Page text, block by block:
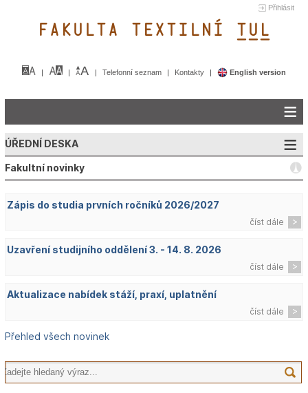
Přihlásit
FAKULTA TEXTILNÍ TUL&
Telefonní seznam Kontakty English version
ÚŘEDNÍ DESKA
Fakultní novinky
Zápis do studia prvních ročníků 2026/2027
číst dále
Uzavření studijního oddělení 3. - 14. 8. 2026
číst dále
Aktualizace nabídek stáží, praxí, uplatnění
číst dále
Přehled všech novinek